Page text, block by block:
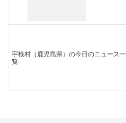
宇検村（鹿児島県）の今日のニュース一
覧